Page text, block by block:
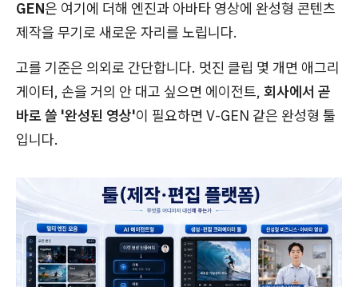
GEN은 여기에 더해 엔진과 아바타 영상에 완성형 콘텐츠
제작을 무기로 새로운 자리를 노립니다.
고를 기준은 의외로 간단합니다. 멋진 클립 몇 개면 애그리
게이터, 손을 거의 안 대고 싶으면 에이전트, 회사에서 곧
바로 쓸 '완성된 영상'이 필요하면 V-GEN 같은 완성형 툴
입니다.